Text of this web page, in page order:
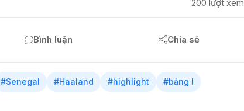
200 lượt xem
Bình luận Chia sẻ
#Senegal #Haaland #highlight
#bảng I